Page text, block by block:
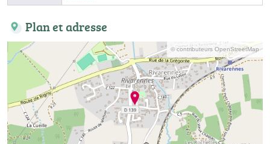
Plan et adresse
© contributeurs OpenStreetMap